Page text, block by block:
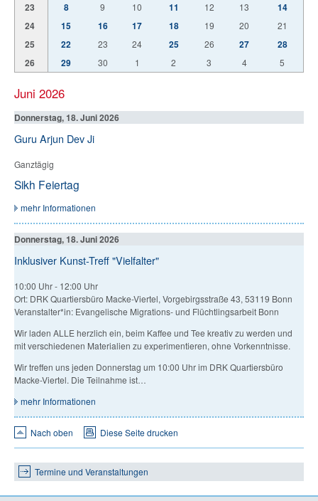
23 8 9 10 11 12 13
14
24
15 16 17 18 19 20 21
25 22 23 24 25 26 27
28
26
29 30 1 2 3 4 5
Juni 2026
Donnerstag, 18. Juni 2026
Guru Arjun Dev Ji
Ganztägig
Sikh Feiertag
mehr Informationen
Donnerstag, 18. Juni 2026
Inklusiver Kunst-Treff "Vielfalter"
10:00 Uhr- 12:00 Uhr
Ort: DRK Quartiersbüro Macke-Viertel, Vorgebirgsstraße 43, 53119 Bonn
Veranstalter*in: Evangelische Migrations- und Flüchtlingsarbeit Bonn
Wir laden ALLE herzlich ein, beim Kaffee und Tee kreativ zu werden und
mit verschiedenen Materialien zu experimentieren, ohne Vorkenntnisse.
Wir treffen uns jeden Donnerstag um 10:00 Uhr im DRK Quartiersbüro
Macke-Viertel. Die Teilnahme ist…
mehr Informationen
Nach oben Diese Seite drucken
Termine und Veranstaltungen